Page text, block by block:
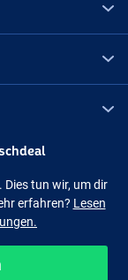
Dies tun wir, um dir
erfahren? Lesen